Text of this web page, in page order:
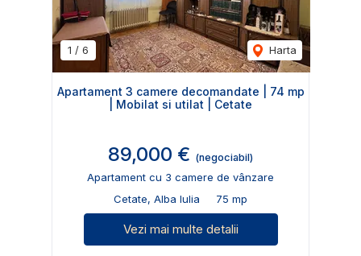
1 / 6 Harta
Apartament 3 camere decomandate | 74 mp
| Mobilat si utilat | Cetate
89,000 € (negociabil)
Apartament cu 3 camere de vânzare
Cetate, Alba Iulia
75 mp
Vezi mai multe detalii